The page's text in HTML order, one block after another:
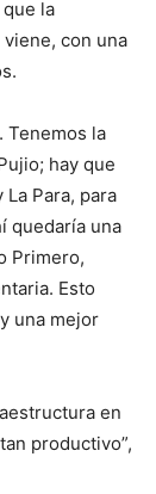
la
con una
Tenemos la
hay que
Para, para
quedaría una
Primero,
Esto
una mejor
en
productivo”,